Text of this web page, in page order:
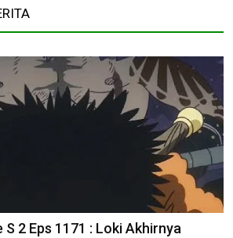
S 2 Eps 1171 : Loki Akhirnya